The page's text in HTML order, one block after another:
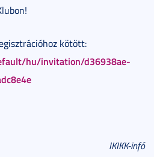
kötött:
hu/invitation/d36938ae-
IKIKK-infó